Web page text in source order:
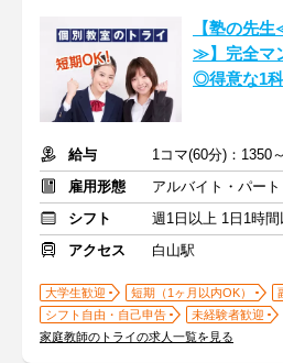
【塾の先
≫】完全マ
◎得意な1
給与
1コマ(60分)：1350
雇用形態
アルバイト・パート
シフト
週1日以上 1日1時間
アクセス
白山駅
大学生歓迎 短期（1ヶ月以内OK）
シフト自由・自己申告
未経験者歓迎
家庭教師のトライの求人一覧を見る